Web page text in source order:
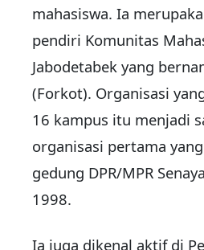
mahasiswa. Ia
pendiri Komunitas
Jabodetabek yang
(Forkot). Organisasi
16 kampus itu menjadi
organisasi pertama
gedung DPR/MPR
1998.
Ia juga dikenal aktif di